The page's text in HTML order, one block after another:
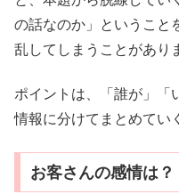
の話なのか」ということ
乱してしまうことがあり
ポイントは、「誰が」「
情報に分けてまとめてい
お客さんの感情は？